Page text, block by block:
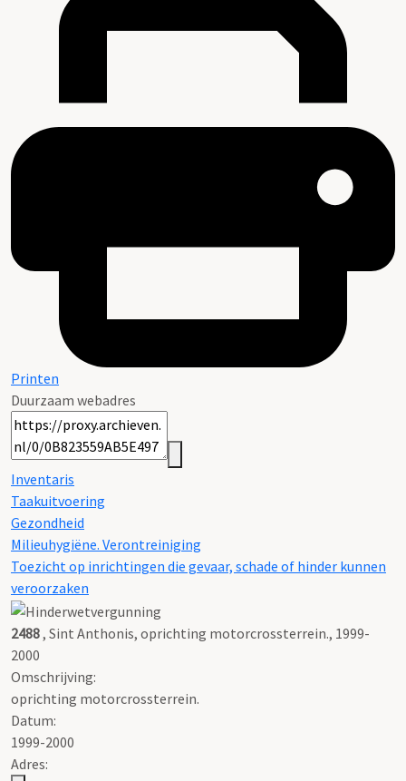
Printen
Duurzaam webadres
Inventaris
Taakuitvoering
Gezondheid
Milieuhygiëne. Verontreiniging
Toezicht op inrichtingen die gevaar, schade of hinder kunnen
veroorzaken
2488, Sint Anthonis, oprichting motorcrossterrein., 1999-
2000
Omschrijving:
oprichting motorcrossterrein.
Datum:
1999-2000
Adres: